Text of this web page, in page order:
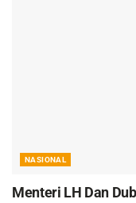
NASIONAL
Menteri LH Dan